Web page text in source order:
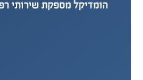
הומדיקל מספקת שירותי